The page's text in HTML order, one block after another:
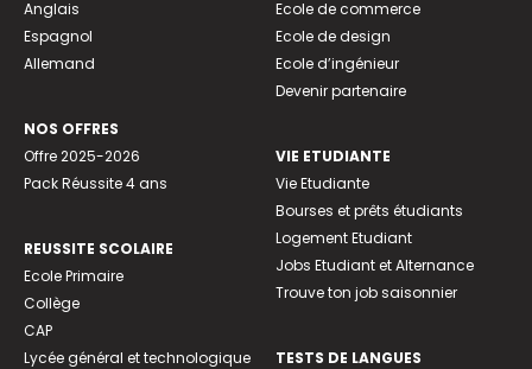
Anglais
Espagnol
Allemand
NOS OFFRES
Offre 2025-2026
Pack Réussite 4 ans
REUSSITE SCOLAIRE
Ecole Primaire
Collège
CAP
Lycée général et technologique
Ecole de commerce
Ecole de design
Ecole d’ingénieur
Devenir partenaire
VIE ETUDIANTE
Vie Etudiante
Bourses et prêts étudiants
Logement Etudiant
Jobs Etudiant et Alternance
Trouve ton job saisonnier
TESTS DE LANGUES